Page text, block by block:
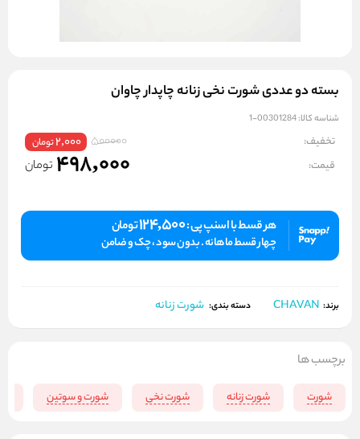
بسته دو عددی شورت نخی زنانه چاپدار چاوان
شناسه کالا:00301284-1
تخفیف: 500000
2,000تومان
قیمت: 498,000 تومان
هر قسط با اسنپ پی :124,500تومان
چهار قسط ماهانه . بدون سود ، چک و ضامن
برند: CHAVAN دسته بندی: شورت زنانه
برچسب ها
شورت شورت زنانه شورت نخی شورت و سوتین